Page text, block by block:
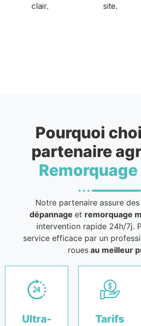
clair.
site.
Pourquoi
partenaire
Notre partenaire assure
dépannageet remorquage
intervention rapide 24h/7j.
service efficace par un
roues au meilleur
Ultra-
Tarifs